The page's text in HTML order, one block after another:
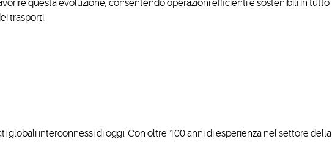
questa evoluzione, consentendo operazioni efficienti e sostenibili in tutto
trasporti.
globali interconnessi di oggi. Con oltre 100 anni di esperienza nel settore